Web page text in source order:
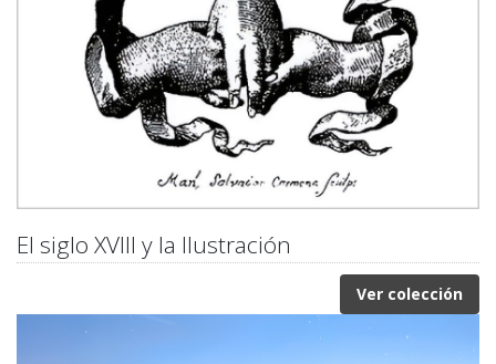
El siglo XVIII y la Ilustración
Ver colección